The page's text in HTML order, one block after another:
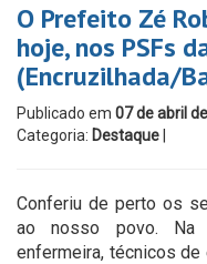
O Prefeito Zé
hoje, nos PSFs
(Encruzilhada/
Publicado em 07 de abril
Categoria: Destaque
Conferiu de perto os
ao nosso povo. Na
enfermeira, técnicos